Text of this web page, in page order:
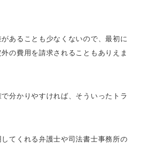
あることも少なくないので、最初に
の費用を請求されることも ありえま
分かりやすければ、そういったトラ
てくれる弁護士や司法書士事務所の